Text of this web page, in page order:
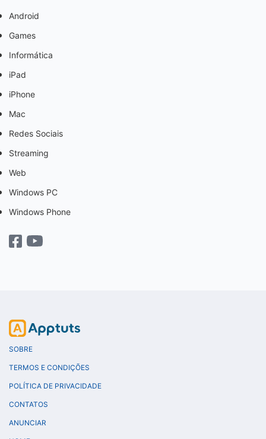
Android
Games
Informática
iPad
iPhone
Mac
Redes Sociais
Streaming
Web
Windows PC
Windows Phone
SOBRE
TERMOS E CONDIÇÕES
POLÍTICA DE PRIVACIDADE
CONTATOS
ANUNCIAR